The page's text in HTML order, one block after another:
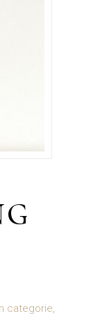
categorie,